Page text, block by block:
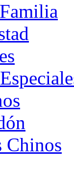
Chinos